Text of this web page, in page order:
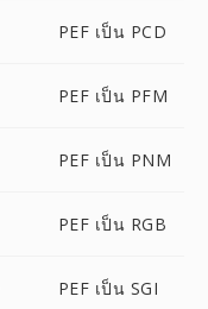
PEF เป็น PCD
PEF เป็น PFM
PEF เป็น PNM
PEF เป็น RGB
PEF เป็น SGI